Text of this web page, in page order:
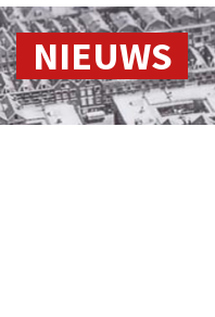
NIEUWS